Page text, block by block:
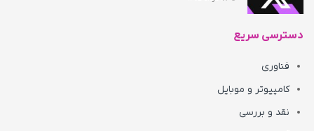
دسترسی سریع
فناوری
کامپیوتر و موبایل
نقد و بررسی